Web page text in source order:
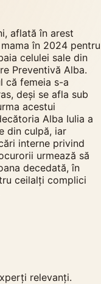
aflată în arest
în 2024 pentru
celulei sale din
Preventivă Alba.
că femeia s-a
deși se afla sub
acestui
Alba Iulia a
din culpă, iar
interne privind
urmează să
decedată, în
ceilalți complici
relevanți.